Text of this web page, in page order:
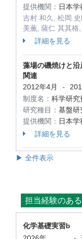
提供機関： 日本学
吉村 和久, 松岡
美薫, 薩仁 其其格
詳細を見る
藻場の磯焼けと
関連
2012年4月
-
制度名： 科学研究
研究種目： 基盤研
提供機関： 日本学
詳細を見る
▶ 全件表示
担当経験のあ
化学基礎実習b